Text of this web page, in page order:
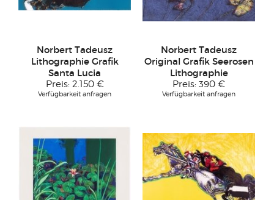
Norbert Tadeusz
Lithographie Grafik
Santa Lucia
Preis: 2.150 €
Verfügbarkeit anfragen
Norbert Tadeusz
Original Grafik Seerosen
Lithographie
Preis: 390 €
Verfügbarkeit anfragen